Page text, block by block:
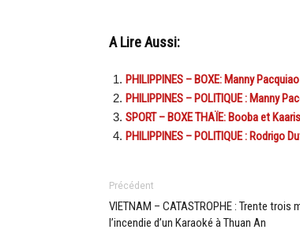
A Lire Aussi:
PHILIPPINES – BOXE: Manny
PHILIPPINES – POLITIQUE : Manny
SPORT – BOXE THAÏE: Booba et
PHILIPPINES – POLITIQUE :
Précédent
VIETNAM – CATASTROPHE : Trente trois
l’incendie d’un Karaoké à Thuan An